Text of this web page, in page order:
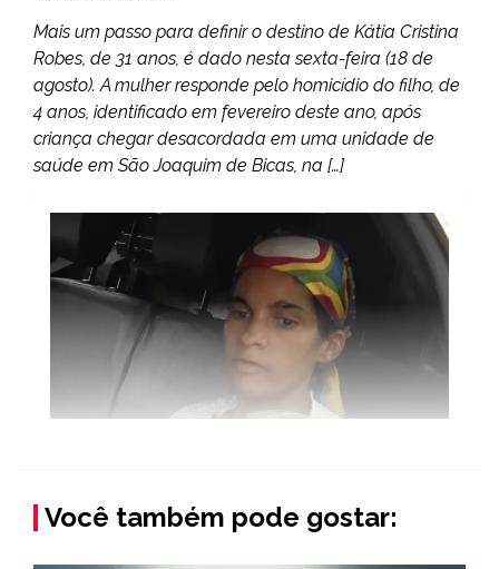
Mais um passo para definir o destino de Kátia Cristina
Robes, de 31 anos, é dado nesta sexta-feira (18 de
agosto). A mulher responde pelo homicídio do filho, de
4 anos, identificado em fevereiro deste ano, após
criança chegar desacordada em uma unidade de
saúde em São Joaquim de Bicas, na […]
Você também pode gostar: